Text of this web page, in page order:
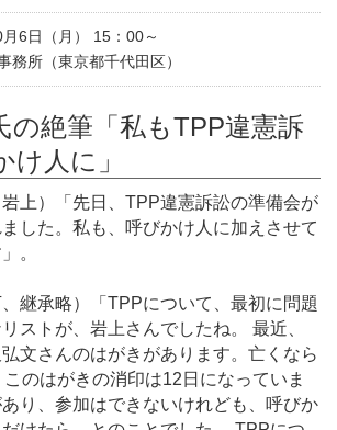
6日（月） 15：00～
所（東京都千代田区）
の絶筆「私もTPP違憲訴
け人に」
上）「先日、TPP違憲訴訟の準備会が
した。私も、呼びかけ人に加えさせて
。
継承略）「TPPについて、最初に問題
ストが、岩上さんでしたね。 最近、
文さんのはがきがあります。亡くなら
のはがきの消印は12日になっていま
り、参加はできないけれども、呼びか